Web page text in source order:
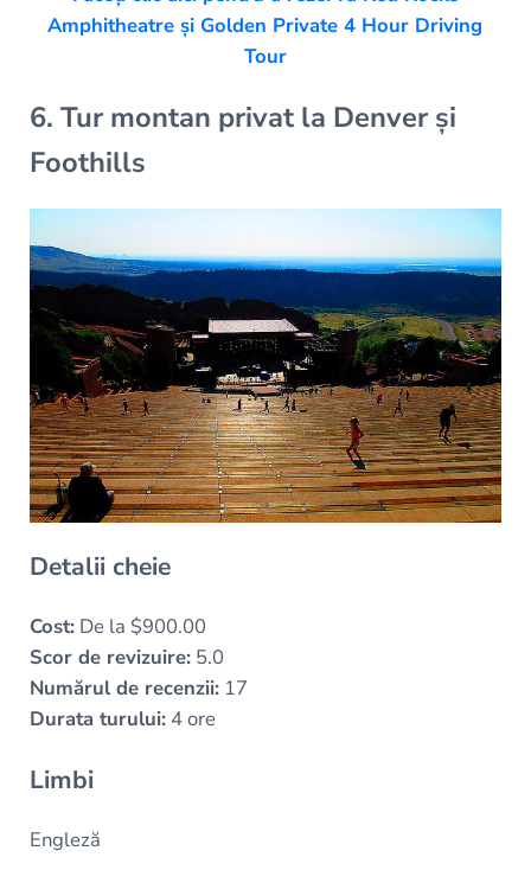
Amphitheatre și Golden Private 4 Hour Driving
Tour
6. Tur montan privat la Denver și
Foothills
Detalii cheie
Cost:De la $900.00
Scor de revizuire:5.0
Numărul de recenzii:17
Durata turului:4 ore
Limbi
Engleză